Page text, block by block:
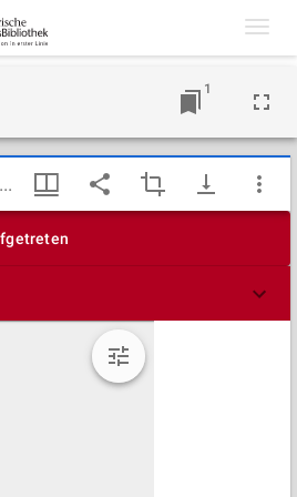
1
TypeError: Failed to fetch